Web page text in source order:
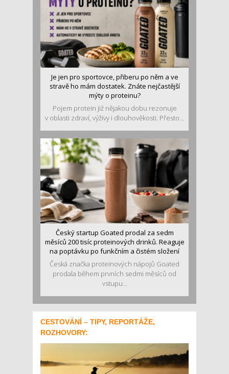
Je jen pro sportovce, přiberu po něm a ve
stravě ho mám dostatek. Znáte nejčastější
mýty o proteinu?
Pojem protein již nějakou dobu rezonuje
v oblasti zdraví, výživy i dlouhověkosti. Přesto...
Český startup Goated prodal za sedm
měsíců 200 tisíc proteinových drinků. Reaguje
na poptávku po funkčním a čistém složení
Česká značka proteinových nápojů Goated
prodala během prvních sedmi měsíců od
vstupu...
CESTOVÁNÍ – TIPY, REPORTÁŽE,
ROZHOVORY: